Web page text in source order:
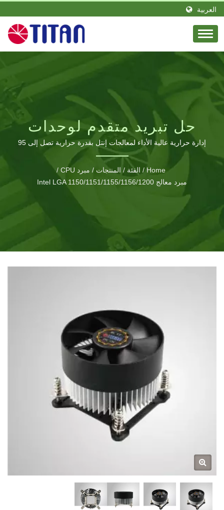
العربية
حل تبريد متقدم لوحدات
المعالجة المركزية من إنتل
بتصميم شعاعي
إدارة حرارية عالية الأداء لمعالجات إنتل بقدرة حرارية تصل إلى 95
واط
Home
/ الفئة / المنتجات / مبرد CPU
/
مبرد معالج Intel LGA 1150/1151/1155/1156/1200